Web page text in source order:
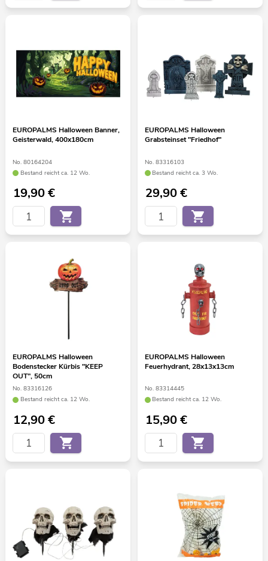
EUROPALMS Halloween Banner,
Geisterwald, 400x180cm
No. 80164204
Bestand reicht ca. 12 Wo.
19,90€
EUROPALMS Halloween
Grabsteinset "Friedhof"
No. 83316103
Bestand reicht ca. 3 Wo.
29,90€
EUROPALMS Halloween
Bodenstecker Kürbis "KEEP
OUT", 50cm
No. 83316126
Bestand reicht ca. 12 Wo.
12,90€
EUROPALMS Halloween
Feuerhydrant, 28x13x13cm
No. 83314445
Bestand reicht ca. 12 Wo.
15,90€